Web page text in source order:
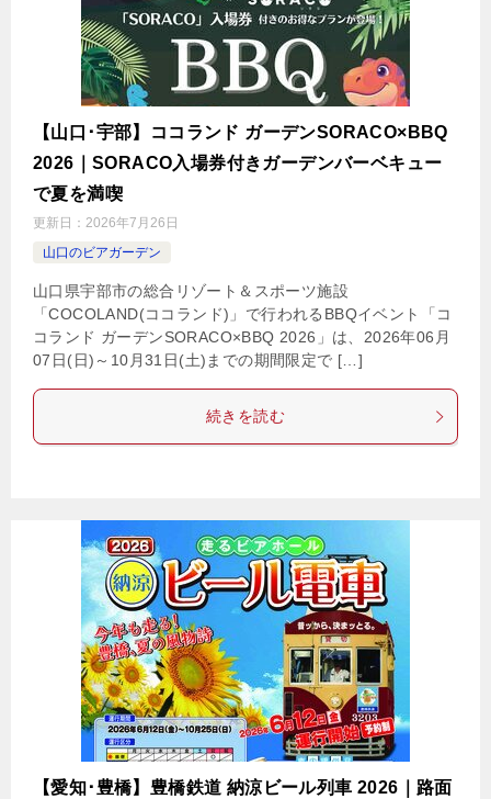
【山口･宇部】ココランド ガーデンSORACO×BBQ
2026｜SORACO入場券付きガーデンバーベキュー
で夏を満喫
更新日： 2026年7月26日
山口のビアガーデン
山口県宇部市の総合リゾート＆スポーツ施設
「COCOLAND(ココランド)」で行われるBBQイベント「コ
コランド ガーデンSORACO×BBQ 2026」は、2026年06月
07日(日)～10月31日(土)までの期間限定で […]
続きを読む
【愛知･豊橋】豊橋鉄道 納涼ビール列車 2026｜路面